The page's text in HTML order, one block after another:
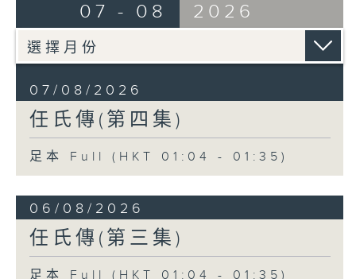
07 - 08 2026
07/08/2026
任氏傳(第四集)
足本 Full (HKT 01:04 - 01:35)
06/08/2026
任氏傳(第三集)
足本 Full (HKT 01:04 - 01:35)